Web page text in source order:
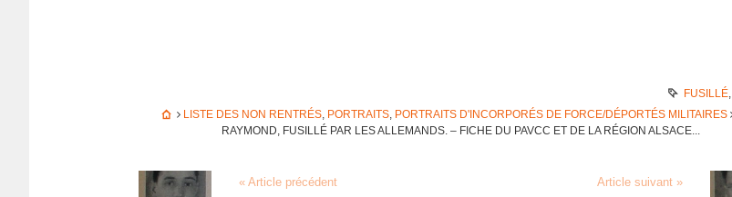
FUSILLÉ,
LISTE DES NON RENTRÉS, PORTRAITS, PORTRAITS D'INCORPORÉS DE FORCE/DÉPORTÉS MILITAIRES
RAYMOND, FUSILLÉ PAR LES ALLE­MANDS. – FICHE DU PAVCC ET DE LA RÉGION ALSACE...
« Article précédent Article suivant »